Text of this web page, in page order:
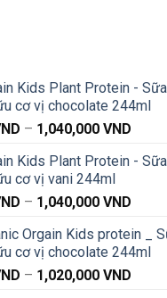
Kids Plant Protein -
cơ vị chocolate 244ml
– 1,040,000 VND
từ
Kids Plant Protein -
cơ vị vani 244ml
– 1,040,000 VND
từ
Orgain Kids protein _
cơ vị chocolate 244ml
– 1,020,000 VND